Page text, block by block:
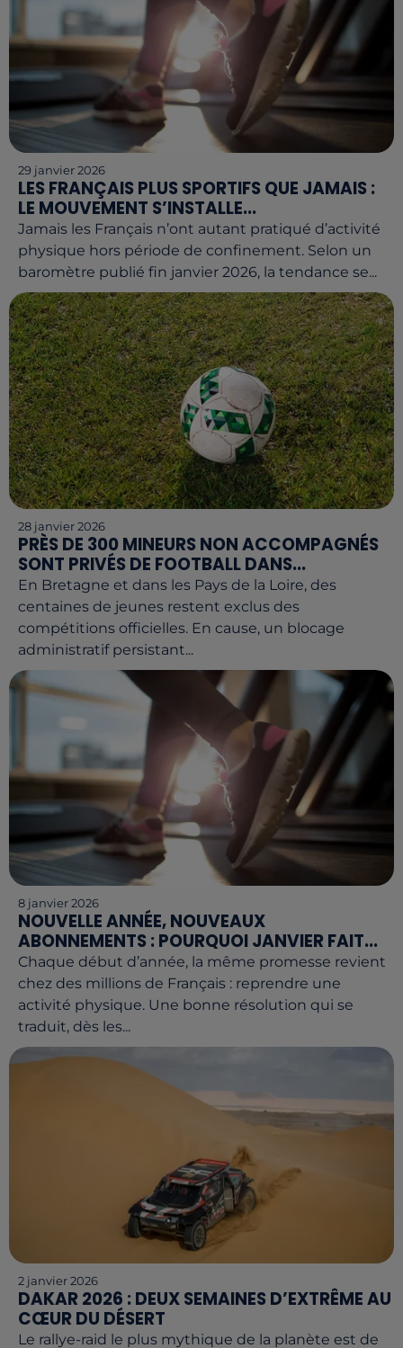
29 janvier 2026
LES FRANÇAIS PLUS SPORTIFS QUE JAMAIS :
LE MOUVEMENT S’INSTALLE...
Jamais les Français n’ont autant pratiqué d’activité
physique hors période de confinement. Selon un
baromètre publié fin janvier 2026, la tendance se...
28 janvier 2026
PRÈS DE 300 MINEURS NON ACCOMPAGNÉS
SONT PRIVÉS DE FOOTBALL DANS...
En Bretagne et dans les Pays de la Loire, des
centaines de jeunes restent exclus des
compétitions officielles. En cause, un blocage
administratif persistant...
8 janvier 2026
NOUVELLE ANNÉE, NOUVEAUX
ABONNEMENTS : POURQUOI JANVIER FAIT...
Chaque début d’année, la même promesse revient
chez des millions de Français : reprendre une
activité physique. Une bonne résolution qui se
traduit, dès les...
2 janvier 2026
DAKAR 2026 : DEUX SEMAINES D’EXTRÊME AU
CŒUR DU DÉSERT
Le rallye-raid le plus mythique de la planète est de